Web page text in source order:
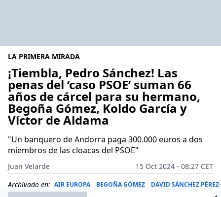
LA PRIMERA MIRADA
¡Tiembla, Pedro Sánchez! Las
penas del ‘caso PSOE’ suman 66
años de cárcel para su hermano,
Begoña Gómez, Koldo García y
Víctor de Aldama
"Un banquero de Andorra paga 300.000 euros a dos
miembros de las cloacas del PSOE"
Juan Velarde
15 Oct 2024 - 08:27 CET
Archivado en: AIR EUROPA BEGOÑA GÓMEZ DAVID SÁNCHEZ